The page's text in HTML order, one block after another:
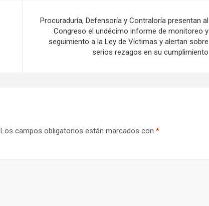
Procuraduría, Defensoría y Contraloría presentan al
Congreso el undécimo informe de monitoreo y
seguimiento a la Ley de Víctimas y alertan sobre
serios rezagos en su cumplimiento
Los campos obligatorios están marcados con *